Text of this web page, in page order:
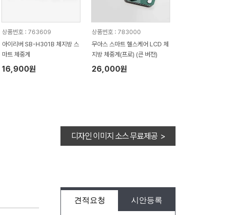
상품번호 : 763609
아이리버 SB-H301B 체지방 스
마트 체중계
16,900원
상품번호 : 783000
무아스 스마트 헬스케어 LCD 체
지방 체중계(프로) (큰 버전)
26,000원
디자인 이미지 소스 무료제공 >
견적요청 시안등록